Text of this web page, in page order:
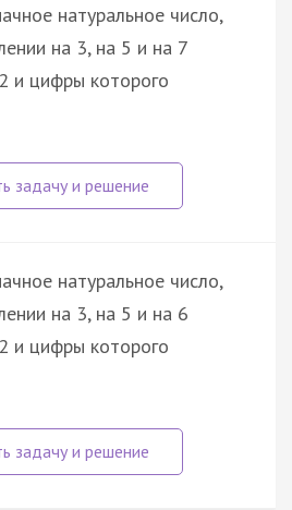
натуральное число,
на 3, на 5 и на 7
и цифры которого
натуральное число,
на 3, на 5 и на 6
и цифры которого